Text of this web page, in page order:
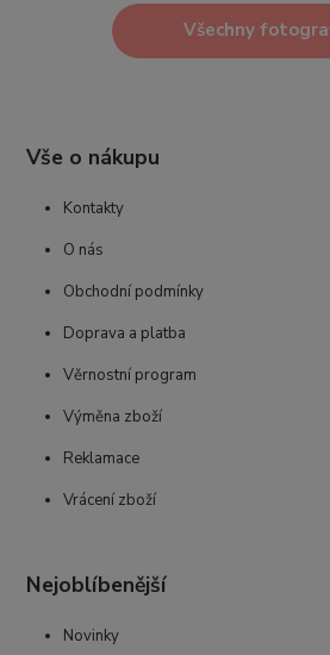
Všechny
Vše o nákupu
Kontakty
O nás
Obchodní podmínky
Doprava a platba
Věrnostní program
Výměna zboží
Reklamace
Vrácení zboží
Nejoblíbenější
Novinky